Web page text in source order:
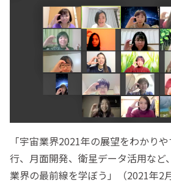
「宇宙業界2021年の展望をわかり
行、月面開発、衛星データ活用など
業界の最前線を学ぼう」（2021年2